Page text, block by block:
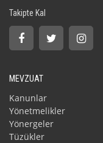
Takipte Kal
MEVZUAT
Kanunlar
Yönetmelikler
Yönergeler
Tüzükler